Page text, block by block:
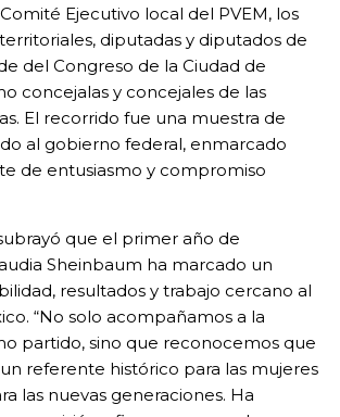
Ejecutivo local del PVEM, los
diputadas y diputados de
del Congreso de la Ciudad de
concejalas y concejales de las
El recorrido fue una muestra de
al gobierno federal, enmarcado
de entusiasmo y compromiso
que el primer año de
Sheinbaum ha marcado un
resultados y trabajo cercano al
“No solo acompañamos a la
partido, sino que reconocemos que
referente histórico para las mujeres
las nuevas generaciones. Ha